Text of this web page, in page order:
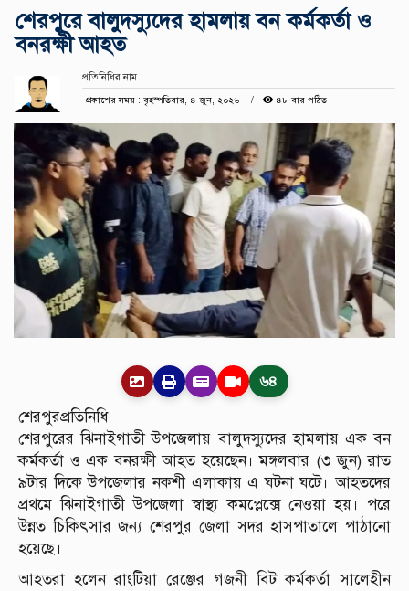
শেরপুরে বালুদস্যুদের হামলায় বন কর্মকর্তা ও
বনরক্ষী আহত
প্রতিনিধির নাম
প্রকাশের সময় : বৃহস্পতিবার, ৪ জুন, ২০২৬
৪৮ বার পঠিত
৬৪
শেরপুরপ্রতিনিধি
শেরপুরের ঝিনাইগাতী উপজেলায় বালুদস্যুদের হামলায় এক বন
কর্মকর্তা ও এক বনরক্ষী আহত হয়েছেন। মঙ্গলবার (৩ জুন) রাত
৯টার দিকে উপজেলার নকশী এলাকায় এ ঘটনা ঘটে। আহতদের
প্রথমে ঝিনাইগাতী উপজেলা স্বাস্থ্য কমপ্লেক্সে নেওয়া হয়। পরে
উন্নত চিকিৎসার জন্য শেরপুর জেলা সদর হাসপাতালে পাঠানো
হয়েছে।
আহতরা হলেন রাংটিয়া রেঞ্জের গজনী বিট কর্মকর্তা সালেহীন